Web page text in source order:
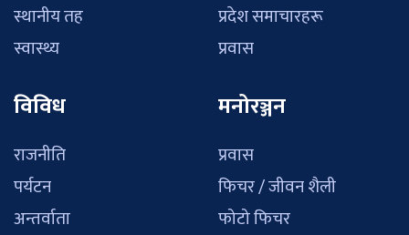
स्थानीय तह
स्वास्थ्य
प्रदेश समाचारहरू
प्रवास
विविध
राजनीति
पर्यटन
अन्तर्वाता
मनोरञ्जन
प्रवास
फिचर / जीवन शैली
फोटो फिचर